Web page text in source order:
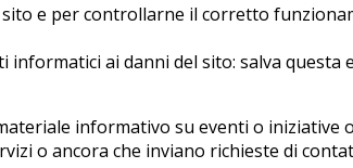
e per controllarne il corretto
ai danni del sito: salva
informativo su eventi o iniziative
o ancora che inviano richieste di